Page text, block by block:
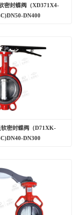
密封蝶阀（XD371X4-
DN400
软密封蝶阀（D71XK-
DN300